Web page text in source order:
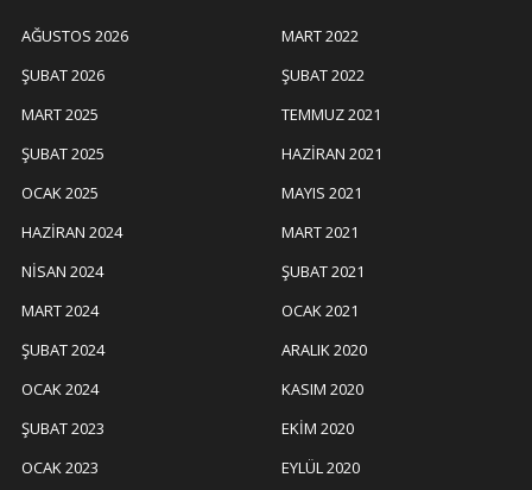
AĞUSTOS 2026
ŞUBAT 2026
MART 2025
ŞUBAT 2025
OCAK 2025
HAZIRAN 2024
NISAN 2024
MART 2024
ŞUBAT 2024
OCAK 2024
ŞUBAT 2023
OCAK 2023
MART 2022
ŞUBAT 2022
TEMMUZ 2021
HAZIRAN 2021
MAYIS 2021
MART 2021
ŞUBAT 2021
OCAK 2021
ARALIK 2020
KASIM 2020
EKIM 2020
EYLÜL 2020